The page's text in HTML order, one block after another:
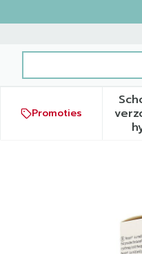
Promoties
Perozin